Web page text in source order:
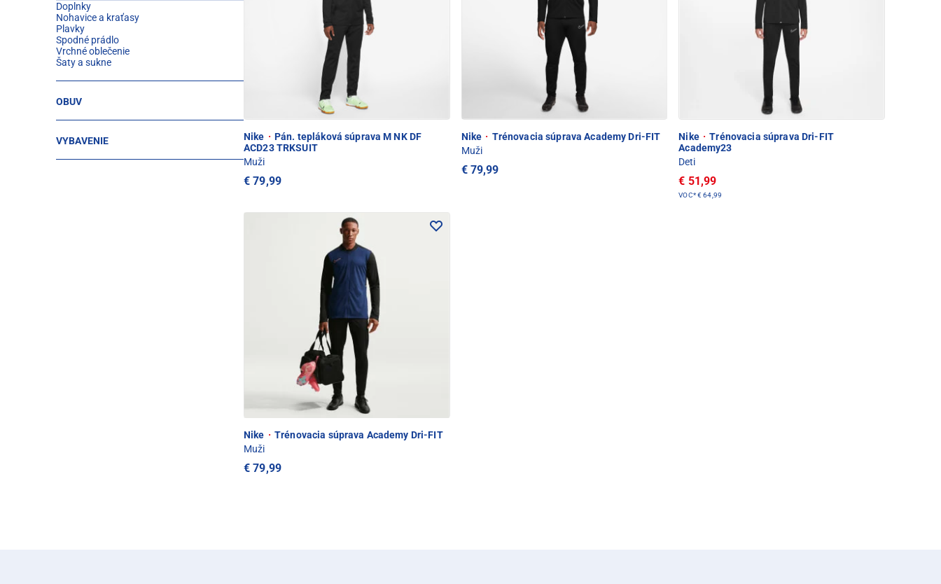
Doplnky
Nohavice a kraťasy
Plavky
Spodné prádlo
Vrchné oblečenie
Šaty a sukne
OBUV
VYBAVENIE Nike · Pán. tepláková súprava M NK DF
ACD23 TRKSUIT
Muži
€ 79,99
Nike · Trénovacia súprava Academy Dri-FIT
Muži
€ 79,99
Nike · Trénovacia súprava Dri-FIT
Academy23
Deti
€ 51,99
VOC*€ 64,99
Nike · Trénovacia súprava Academy Dri-FIT
Muži
€ 79,99